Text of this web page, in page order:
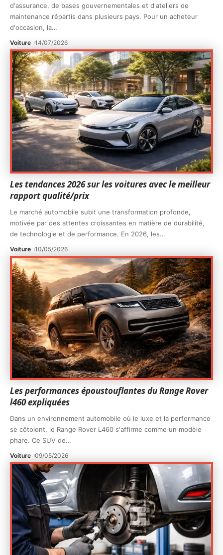
d'assurance, de bases gouvernementales et d'ateliers de
maintenance répartis dans plusieurs pays. Pour un acheteur
d'occasion, la…
Voiture 14/07/2026
Les tendances 2026 sur les voitures avec le meilleur
rapport qualité/prix
Le marché automobile subit une transformation profonde,
motivée par des attentes croissantes en matière de durabilité,
de technologie et de performance. En 2026, les…
Voiture 10/05/2026
Les performances époustouflantes du Range Rover
l460 expliquées
Dans un environnement automobile où le luxe et la performance
se côtoient, le Range Rover L460 s'affirme comme un modèle
phare. Ce SUV de…
Voiture 09/05/2026